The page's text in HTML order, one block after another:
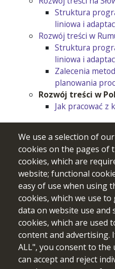
Struktura
liniowa i
Rozwój treści w
Struktura
liniowa i
Zalecenia
planowania
Rozwój treści w
Jak pracować z
Sfinansowane ze środków
jedynie opiniami autora
odzwierciedlają poglądy i
We use a selection of
cookies on the pages of
cookies, which are
website; functional
easy of use when using
cookies, which we use
data on website use
cookies, which are used
content and advertising.
ALL", you consent to the
can accept and reject